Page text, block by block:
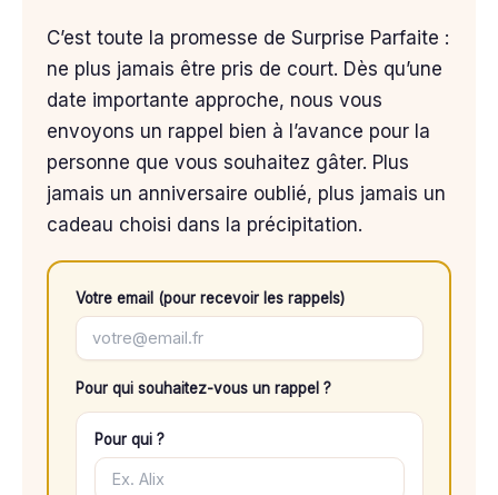
C’est toute la promesse de Surprise Parfaite :
ne plus jamais être pris de court. Dès qu’une
date importante approche, nous vous
envoyons un rappel bien à l’avance pour la
personne que vous souhaitez gâter. Plus
jamais un anniversaire oublié, plus jamais un
cadeau choisi dans la précipitation.
Votre email (pour recevoir les rappels)
Pour qui souhaitez-vous un rappel ?
Pour qui ?